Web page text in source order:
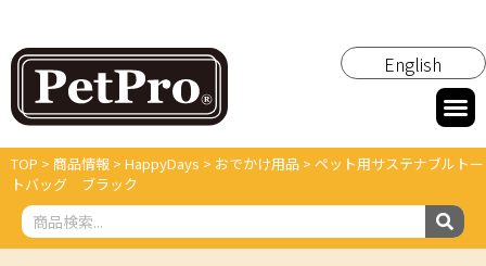
English
TOP > 商品情報 > HappyDays > おでかけ用品 > ペット用サステナブルトー
トバッグ ブラック